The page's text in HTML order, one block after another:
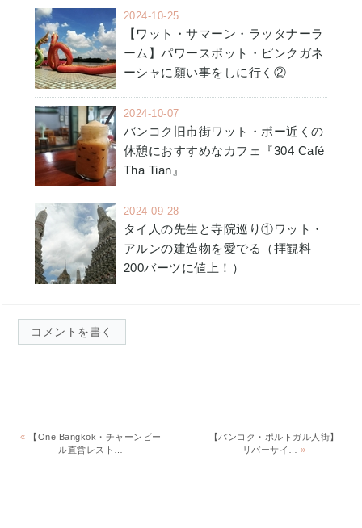
2024-10-25
【ワット・サマーン・ラッタナーラ
ーム】パワースポット・ピンクガネ
ーシャに願い事をしに行く②
2024-10-07
バンコク旧市街ワット・ポー近くの
休憩におすすめなカフェ『304 Café
Tha Tian』
2024-09-28
タイ人の先生と寺院巡り①ワット・
アルンの建造物を愛でる（拝観料
200バーツに値上！）
コメントを書く
«
【One Bangkok・チャーンビー
ル直営レスト…
【バンコク・ポルトガル人街】
リバーサイ…»